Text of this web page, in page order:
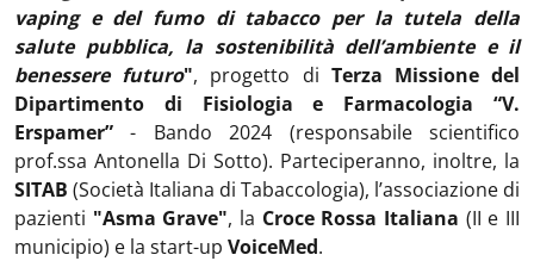
vaping e del fumo di tabacco per la tutela della
salute pubblica, la sostenibilità dell’ambiente e il
benessere futuro", progetto di Terza Missione del
Dipartimento di Fisiologia e Farmacologia “V.
Erspamer” - Bando 2024 (responsabile scientifico
prof.ssa Antonella Di Sotto). Parteciperanno, inoltre, la
SITAB (Società Italiana di Tabaccologia), l’associazione di
pazienti "Asma Grave", la Croce Rossa Italiana (II e III
municipio) e la start-up VoiceMed.